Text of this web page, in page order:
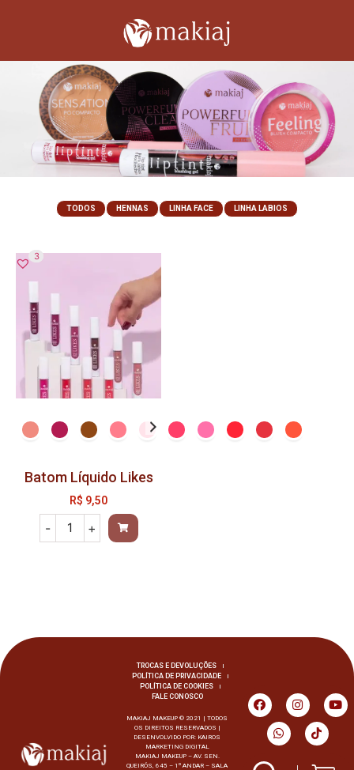
TODOS HENNAS LINHA FACE LINHA LABIOS
34
1
3
Batom Líquido Likes
R$ 9,50
- +
TROCAS E DEVOLUÇÕES
POLÍTICA DE PRIVACIDADE
POLÍTICA DE COOKIES
FALE CONOSCO
MAKIAJ MAKEUP © 2021 | TODOS
OS DIREITOS RESERVADOS |
DESENVOLVIDO POR: KAIROS
MARKETING DIGITAL
MAKIAJ MAKEUP – AV. SEN.
QUEIRÓS, 645 – 1º ANDAR – SALA